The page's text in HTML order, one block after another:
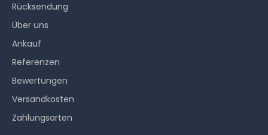
Rücksendung
Über uns
Ankauf
Referenzen
Bewertungen
Versandkosten
Zahlungsarten